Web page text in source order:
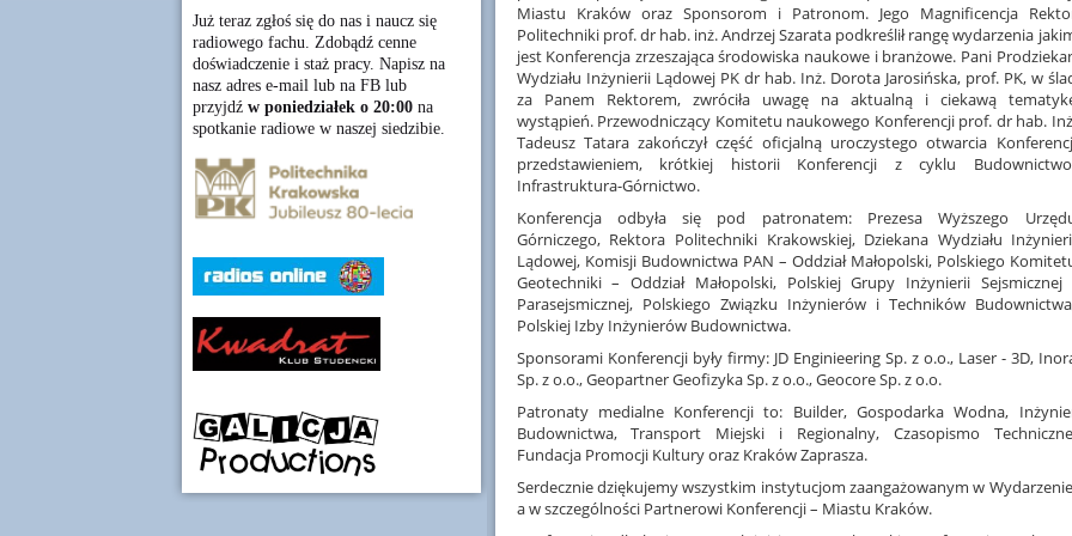
Już teraz zgłoś się do nas i naucz się
radiowego fachu. Zdobądź cenne
doświadczenie i staż pracy. Napisz na
nasz adres e-mail lub na FB lub
przyjdź w poniedziałek o 20:00na
spotkanie radiowe w naszej siedzibie.
Miastu Kraków oraz Sponsorom i Patronom. Jego Magnificencja
Politechniki prof. dr hab. inż. Andrzej Szarata podkreślił rangę wydarzenia
jest Konferencja zrzeszająca środowiska naukowe i branżowe. Pani
Wydziału Inżynierii Lądowej PK dr hab. Inż. Dorota Jarosińska, prof. PK, w
za Panem Rektorem, zwróciła uwagę na aktualną i ciekawą
wystąpień. Przewodniczący Komitetu naukowego Konferencji prof. dr hab.
Tadeusz Tatara zakończył część oficjalną uroczystego otwarcia
przedstawieniem, krótkiej historii Konferencji z cyklu
Infrastruktura-Górnictwo.
Konferencja odbyła się pod patronatem: Prezesa Wyższego
Górniczego, Rektora Politechniki Krakowskiej, Dziekana Wydziału
Lądowej, Komisji Budownictwa PAN – Oddział Małopolski, Polskiego
Geotechniki – Oddział Małopolski, Polskiej Grupy Inżynierii Sejsmicznej
Parasejsmicznej, Polskiego Związku Inżynierów i Techników
Polskiej Izby Inżynierów Budownictwa.
Sponsorami Konferencji były firmy: JD Enginieering Sp. z o.o., Laser - 3D,
Sp. z o.o., Geopartner Geofizyka Sp. z o.o., Geocore Sp. z o.o.
Patronaty medialne Konferencji to: Builder, Gospodarka Wodna,
Budownictwa, Transport Miejski i Regionalny, Czasopismo
Fundacja Promocji Kultury oraz Kraków Zaprasza.
Serdecznie dziękujemy wszystkim instytucjom zaangażowanym w
a w szczególności Partnerowi Konferencji – Miastu Kraków.